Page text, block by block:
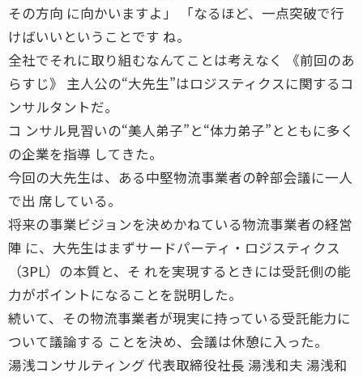
その方向 に向かいますよ」 「なるほど、一点突破で行
けばいいということです ね。
全社でそれに取り組むなんてことは考えなく 《前回のあ
らすじ》 主人公の“大先生”はロジスティクスに関するコ
ンサルタントだ。
コ ンサル見習いの“美人弟子”と“体力弟子”とともに多く
の企業を指導 してきた。
今回の大先生は、ある中堅物流事業者の幹部会議に一人
で出 席している。
将来の事業ビジョンを決めかねている物流事業者の経営
陣 に、大先生はまずサードパーティ・ロジスティクス
（3PL）の本質と、そ れを実現するときには受託側の能
力がポイントになることを説明した。
続いて、その物流事業者が現実に持っている受託能力に
ついて議論する ことを決め、会議は休憩に入った。
湯浅コンサルティング 代表取締役社長 湯浅和夫 湯浅和